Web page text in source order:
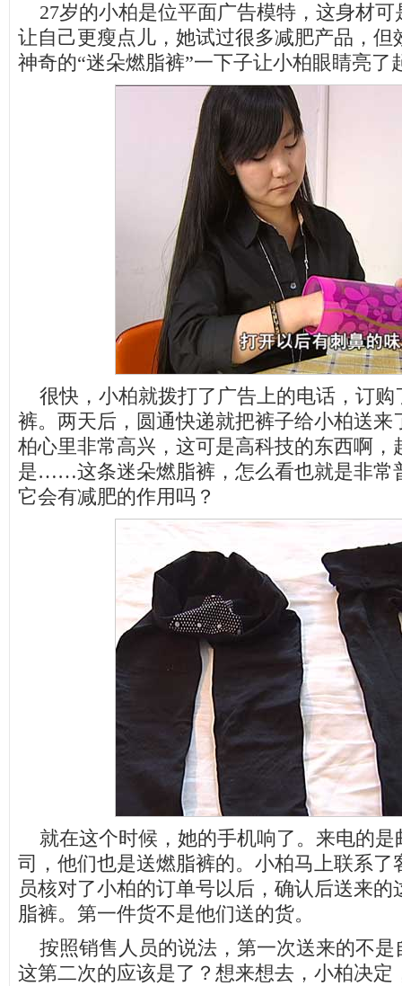
27岁的小柏是位平面广告模特，这身材可
让自己更瘦点儿，她试过很多减肥产品，但
神奇的“迷朵燃脂裤”一下子让小柏眼睛亮了
很快，小柏就拨打了广告上的电话，订购
裤。两天后，圆通快递就把裤子给小柏送来
柏心里非常高兴，这可是高科技的东西啊，
是……这条迷朵燃脂裤，怎么看也就是非常
它会有减肥的作用吗？
就在这个时候，她的手机响了。来电的是
司，他们也是送燃脂裤的。小柏马上联系了
员核对了小柏的订单号以后，确认后送来
脂裤。第一件货不是他们送的货。
按照销售人员的说法，第一次送来的不是
这第二次的应该是了？想来想去，小柏决定